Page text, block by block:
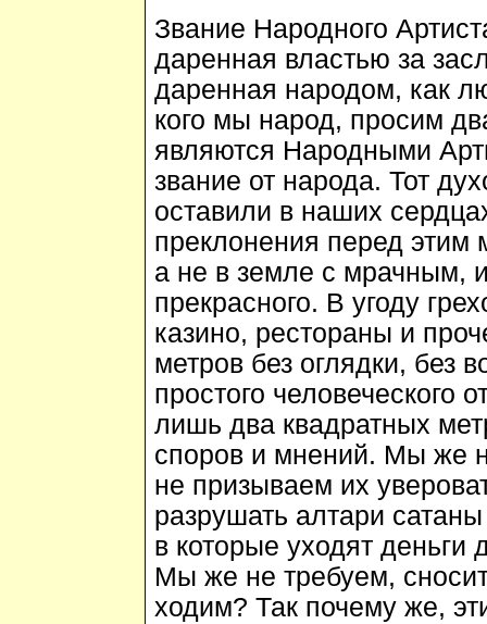
Звание Народного
даренная властью за
даренная народом, как
кого мы народ, просим
являются Народными
звание от народа. Тот
оставили в наших
преклонения перед
а не в земле с мрачным,
прекрасного. В угоду
казино, рестораны и
метров без оглядки, без
простого человеческого
лишь два квадратных
споров и мнений. Мы же
не призываем их
разрушать алтари
в которые уходят деньги
Мы же не требуем,
ходим? Так почему же,